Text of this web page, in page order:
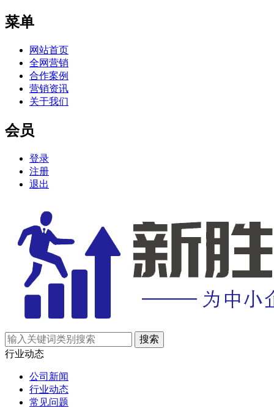
菜单
网站首页
全网营销
合作案例
营销资讯
关于我们
会员
登录
注册
退出
行业动态
公司新闻
行业动态
常见问题